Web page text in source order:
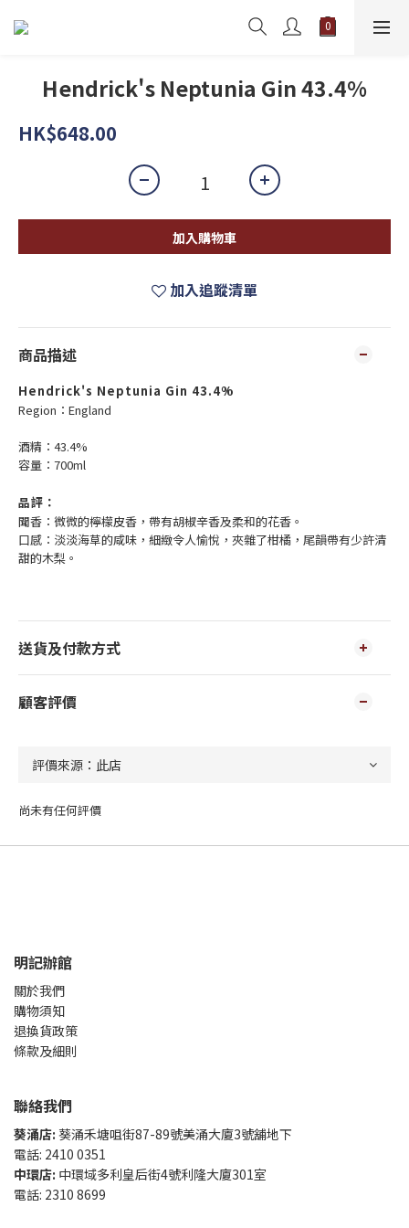
Hendrick's Neptunia Gin 43.4%
HK$648.00
加入購物車
加入追蹤清單
商品描述
Hendrick's Neptunia Gin 43.4%
Region：England
酒精：43.4%
容量：700ml
品評：
聞香：微微的檸檬皮香，帶有胡椒辛香及柔和的花香。
口感：淡淡海草的咸味，細緻令人愉悅，夾雜了柑橘，尾韻帶有少許清
甜的木梨。
送貨及付款方式
顧客評價
尚未有任何評價
明記辦館
關於我們
購物須知
退換貨政策
條款及細則
聯絡我們
葵涌店: 葵涌禾塘咀街87-89號美涌大廈3號舖地下
電話: 2410 0351
中環店: 中環域多利皇后街4號利隆大廈301室
電話: 2310 8699